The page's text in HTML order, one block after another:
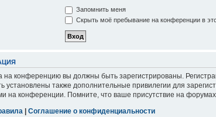
Запомнить меня
Скрыть моё пребывание на конференции в
на конференцию вы должны быть зарегистрированы.
установлены также дополнительные привилегии для
на конференции. Помните, что ваше присутствие на форумах
| Соглашение о конфиденциальности